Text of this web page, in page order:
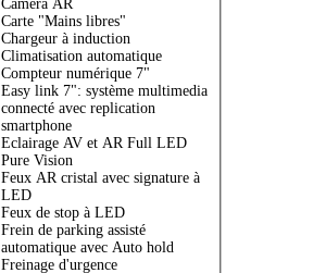
Caméra AR
Carte "Mains libres"
Chargeur à induction
Climatisation automatique
Compteur numérique 7"
Easy link 7": système multimedia
connecté avec replication
smartphone
Eclairage AV et AR Full LED
Pure Vision
Feux AR cristal avec signature à
LED
Feux de stop à LED
Frein de parking assisté
automatique avec Auto hold
Freinage d'urgence